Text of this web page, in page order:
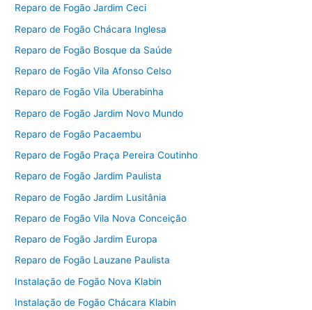
Reparo de Fogão Jardim Ceci
Reparo de Fogão Chácara Inglesa
Reparo de Fogão Bosque da Saúde
Reparo de Fogão Vila Afonso Celso
Reparo de Fogão Vila Uberabinha
Reparo de Fogão Jardim Novo Mundo
Reparo de Fogão Pacaembu
Reparo de Fogão Praça Pereira Coutinho
Reparo de Fogão Jardim Paulista
Reparo de Fogão Jardim Lusitânia
Reparo de Fogão Vila Nova Conceição
Reparo de Fogão Jardim Europa
Reparo de Fogão Lauzane Paulista
Instalação de Fogão Nova Klabin
Instalação de Fogão Chácara Klabin